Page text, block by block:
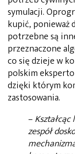
symulacji.
kupić, ponieważ
potrzebne są
przeznaczone
co się dzieje w
polskim
dzięki którym
zastosowania.
–
zespół